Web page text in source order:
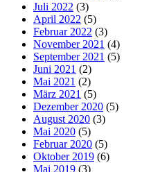
Juli 2022 (3)
April 2022 (5)
Februar 2022 (3)
November 2021 (4)
September 2021 (5)
Juni 2021 (2)
Mai 2021 (2)
März 2021 (5)
Dezember 2020 (5)
August 2020 (3)
Mai 2020 (5)
Februar 2020 (5)
Oktober 2019 (6)
Mai 2019 (3)